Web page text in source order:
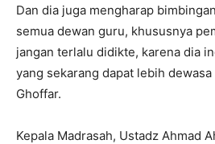
Dan dia juga mengharap
semua dewan guru, khususnya
jangan terlalu didikte, karena dia
yang sekarang dapat lebih
Ghoffar.
Kepala Madrasah, Ustadz Ahmad